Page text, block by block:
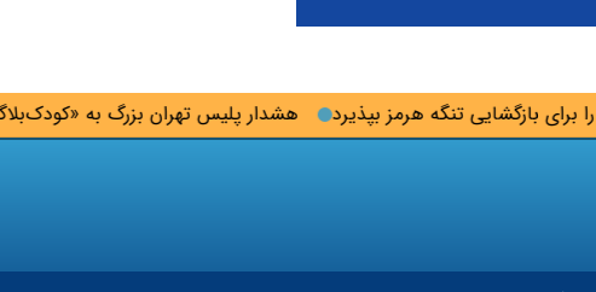
هشدار پلیس تهران بزرگ به «کودک‌بلاگرها» بازگشایی تنگه هرمز‌ بپذیرد